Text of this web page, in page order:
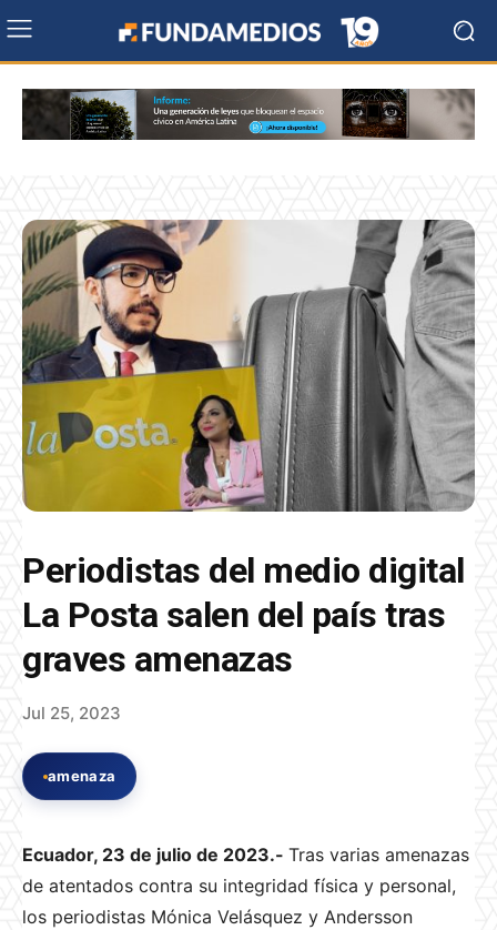
Periodistas del medio digital
La Posta salen del país tras
graves amenazas
Jul 25, 2023
amenaza
Ecuador, 23 de julio de 2023.- Tras varias amenazas
de atentados contra su integridad física y personal,
los periodistas Mónica Velásquez y Andersson